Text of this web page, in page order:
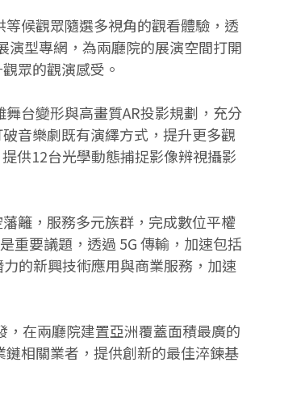
候觀眾隨選多視角的觀看體驗，透
演型專網，為兩廳院的展演空間打開
眾的觀演感受。
台變形與高畫質AR投影規劃，充分
音樂劇既有演繹方式，提升更多觀
供12台光學動態捕捉影像辨視攝影
籬，服務多元族群，完成數位平權
重要議題，透過 5G 傳輸，加速包括
的新興技術應用與商業服務，加速
在兩廳院建置亞洲覆蓋面積最廣的
相關業者，提供創新的最佳淬鍊基